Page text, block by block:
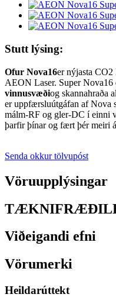
Stutt lýsing:
Ofur Nova16er nýjasta
AEON Laser. Super Nova16
vinnusvæðiog skannahraða
er uppfærsluútgáfan af Nova
málm-RF og gler-DC í einni
þarfir þínar og fært þér meiri
Senda okkur tölvupóst
Vöruupplýsingar
Viðeigandi efni
Vörumerki
Heildarúttekt